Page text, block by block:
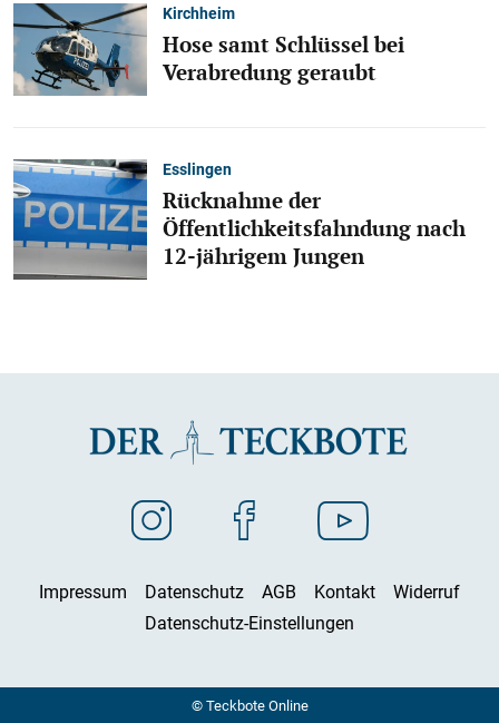
Kirchheim
Hose samt Schlüssel bei
Verabredung geraubt
Esslingen
Rücknahme der
Öffentlichkeitsfahndung nach
12-jährigem Jungen
Impressum Datenschutz AGB Kontakt
Widerruf
Datenschutz-Einstellungen
© Teckbote Online